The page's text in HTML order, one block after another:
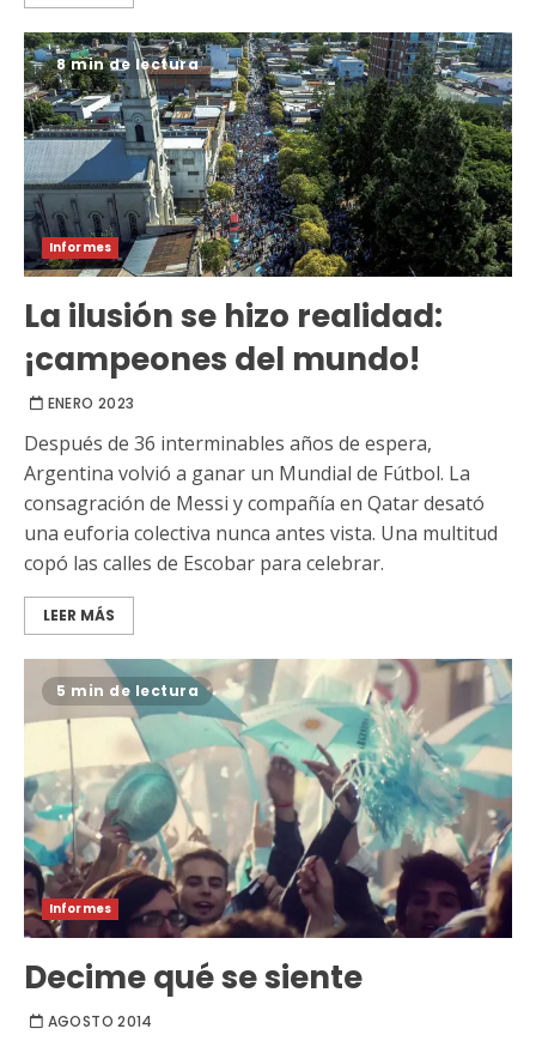
8 min de lectura
Informes
La ilusión se hizo realidad:
¡campeones del mundo!
ENERO 2023
Después de 36 interminables años de espera,
Argentina volvió a ganar un Mundial de Fútbol. La
consagración de Messi y compañía en Qatar desató
una euforia colectiva nunca antes vista. Una multitud
copó las calles de Escobar para celebrar.
LEER MÁS
5 min de lectura
Informes
Decime qué se siente
AGOSTO 2014